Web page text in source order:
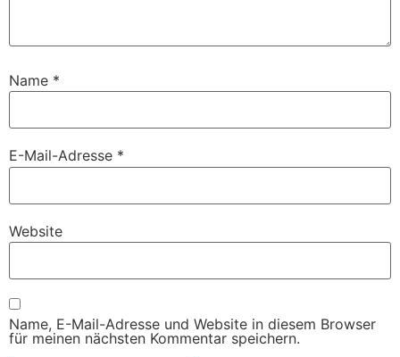
Name *
E-Mail-Adresse *
Website
Name, E-Mail-Adresse und Website in diesem Browser
für meinen nächsten Kommentar speichern.